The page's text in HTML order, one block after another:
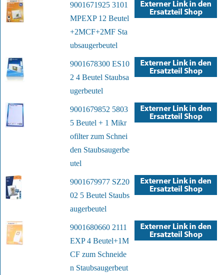
9001671925 3101
MPEXP 12 Beutel
+2MCF+2MF Sta
ubsaugerbeutel
9001678300 ES10
2 4 Beutel Staubsa
ugerbeutel
9001679852 5803
5 Beutel + 1 Mikr
ofilter zum Schnei
den Staubsaugerbe
utel
9001679977 SZ20
02 5 Beutel Staubs
augerbeutel
9001680660 2111
EXP 4 Beutel+1M
CF zum Schneide
n Staubsaugerbeut